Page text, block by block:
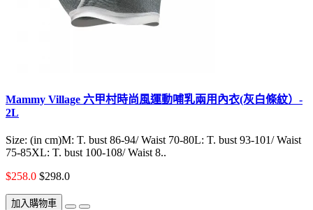
Mammy Village 六甲村時尚風運動哺乳兩用內衣(灰白條紋）-
2L
Size: (in cm)M: T. bust 86-94/ Waist 70-80L: T. bust 93-101/ Waist
75-85XL: T. bust 100-108/ Waist 8..
$258.0 $298.0
加入購物車